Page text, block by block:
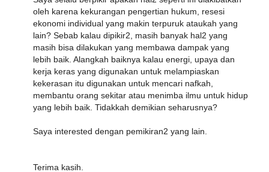
oleh karena kekurangan pengertian hukum, resesi
ekonomi individual yang makin terpuruk ataukah yang
lain? Sebab kalau dipikir2, masih banyak hal2 yang
masih bisa dilakukan yang membawa dampak yang
lebih baik. Alangkah baiknya kalau energi, upaya dan
kerja keras yang digunakan untuk melampiaskan
kekerasan itu digunakan untuk mencari nafkah,
membantu orang sekitar atau menimba ilmu untuk hidup
yang lebih baik. Tidakkah demikian seharusnya?
Saya interested dengan pemikiran2 yang lain.
Terima kasih.